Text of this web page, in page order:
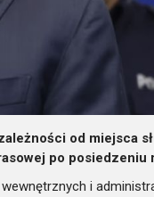
od miejsca
po posiedzeniu
i